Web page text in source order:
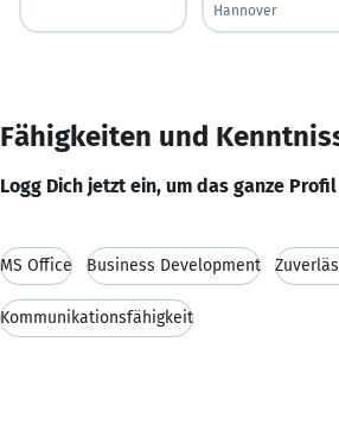
Hannover
Fähigkeiten und
Logg Dich jetzt ein, um das ganze
MS Office Business Development
Kommunikationsfähigkeit